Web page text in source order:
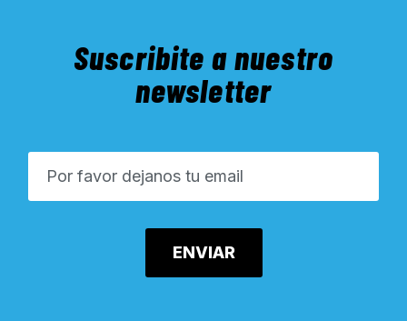
Suscribite a nuestro
newsletter